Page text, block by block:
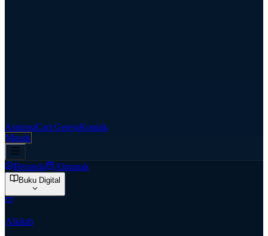
AspirasiCari GerejaKontak
Masuk
Beranda Almanak
Buku Digital
Alkitab